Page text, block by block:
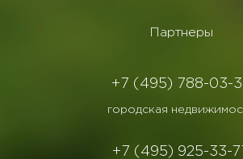
Партнеры
+7 (495) 788-03-
городская
+7 (495) 925-33-